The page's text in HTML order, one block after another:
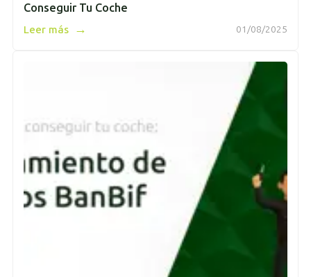
Conseguir Tu Coche
01/08/2025
Leer más →